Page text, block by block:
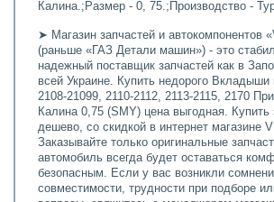
Калина.;Размер - 0, 75.;Производство -
➤ Магазин запчастей и автокомпонентов
(раньше «ГАЗ Детали машин») - это
надежный поставщик запчастей как в
всей Украине. Купить недорого
2108-21099, 2110-2112, 2113-2115, 2170
Калина 0,75 (SMY) цена выгодная. Купить
дешево, со скидкой в интернет магазине
Заказывайте только оригинальные
автомобиль всегда будет оставаться
безопасным. Если у вас возникли
совместимости, трудности при подборе